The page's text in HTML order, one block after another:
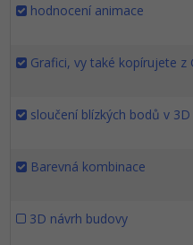
hodnocení animace
Grafici, vy také kopírujete z
sloučení blízkých bodů v
Barevná kombinace
3D návrh budovy